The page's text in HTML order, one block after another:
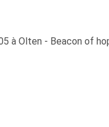
à Olten - Beacon of